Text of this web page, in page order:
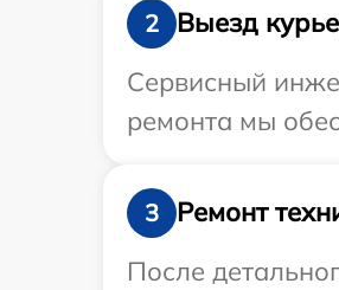
2
Выезд
Сервисный
ремонта мы
3
Ремонт
После